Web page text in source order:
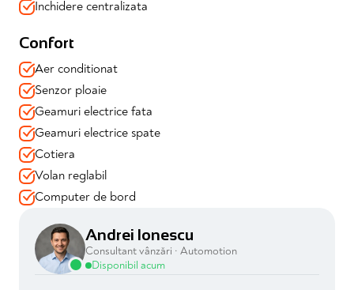
✔️Proiectoare ceață
✔️Start/Stop ( cu posibilitate dezactivare din buton )
✔️2 prize USB & o priză brichetă
📍 Mașina se vinde cu garanție 12 luni valabilă și toate
verificările efectuate
📍 Disponibilă imediat prin Automotion – achiziție în
siguranță, consultanță dedicată, soluții de finanțare
adaptate
Inchidere centralizata
Confort
Aer conditionat
Senzor ploaie
Geamuri electrice fata
Geamuri electrice spate
Cotiera
Volan reglabil
Computer de bord
Andrei Ionescu
Consultant vânzări · Automotion
Disponibil acum